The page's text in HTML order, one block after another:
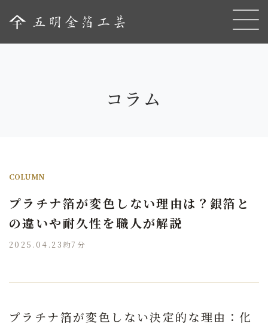
コラム
COLUMN
プラチナ箔が変色しない理由は？銀箔と
の違いや耐久性を職人が解説
2025.04.23 約7分
プラチナ箔が変色しない決定的な理由：化